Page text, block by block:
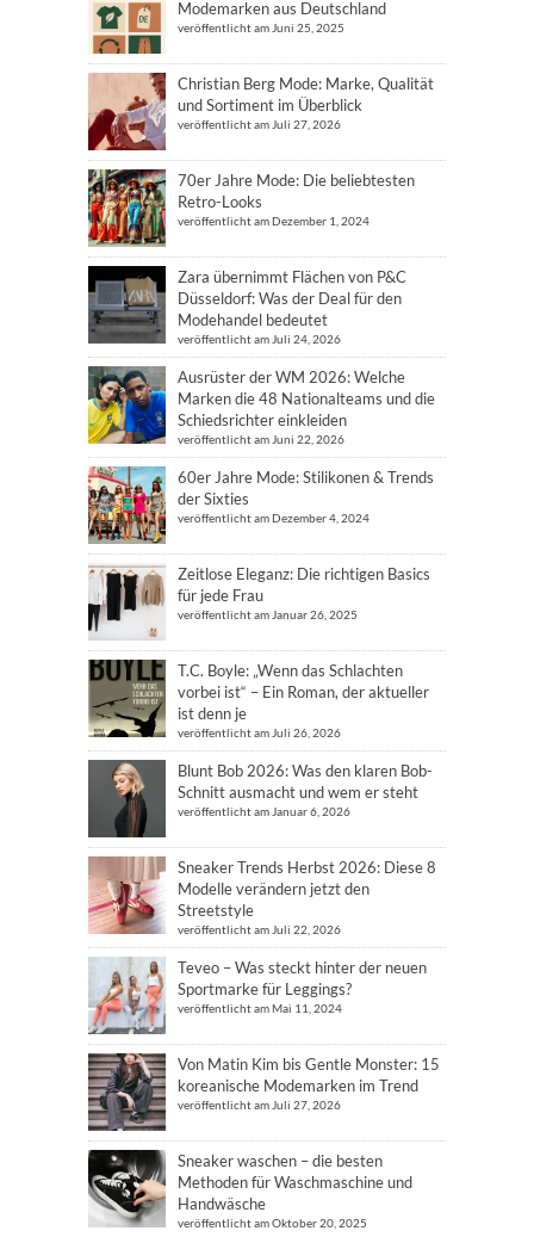
Modemarken aus Deutschland
veröffentlicht am Juni 25, 2025
Christian Berg Mode: Marke, Qualität
und Sortiment im Überblick
veröffentlicht am Juli 27, 2026
70er Jahre Mode: Die beliebtesten
Retro-Looks
veröffentlicht am Dezember 1, 2024
Zara übernimmt Flächen von P&C
Düsseldorf: Was der Deal für den
Modehandel bedeutet
veröffentlicht am Juli 24, 2026
Ausrüster der WM 2026: Welche
Marken die 48 Nationalteams und die
Schiedsrichter einkleiden
veröffentlicht am Juni 22, 2026
60er Jahre Mode: Stilikonen & Trends
der Sixties
veröffentlicht am Dezember 4, 2024
Zeitlose Eleganz: Die richtigen Basics
für jede Frau
veröffentlicht am Januar 26, 2025
T.C. Boyle: „Wenn das Schlachten
vorbei ist“ – Ein Roman, der aktueller
ist denn je
veröffentlicht am Juli 26, 2026
Blunt Bob 2026: Was den klaren Bob-
Schnitt ausmacht und wem er steht
veröffentlicht am Januar 6, 2026
Sneaker Trends Herbst 2026: Diese 8
Modelle verändern jetzt den
Streetstyle
veröffentlicht am Juli 22, 2026
Teveo – Was steckt hinter der neuen
Sportmarke für Leggings?
veröffentlicht am Mai 11, 2024
Von Matin Kim bis Gentle Monster: 15
koreanische Modemarken im Trend
veröffentlicht am Juli 27, 2026
Sneaker waschen – die besten
Methoden für Waschmaschine und
Handwäsche
veröffentlicht am Oktober 20, 2025